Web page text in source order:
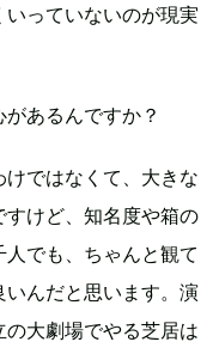
っていないのが現実
あるんですか？
けではなくて、大きな
けど、知名度や箱の
でも、ちゃんと観て
いんだと思います。演
大劇場でやる芝居は